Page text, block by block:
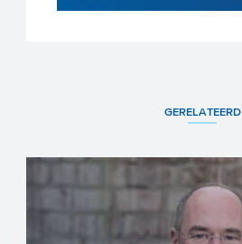
GERELATEERD